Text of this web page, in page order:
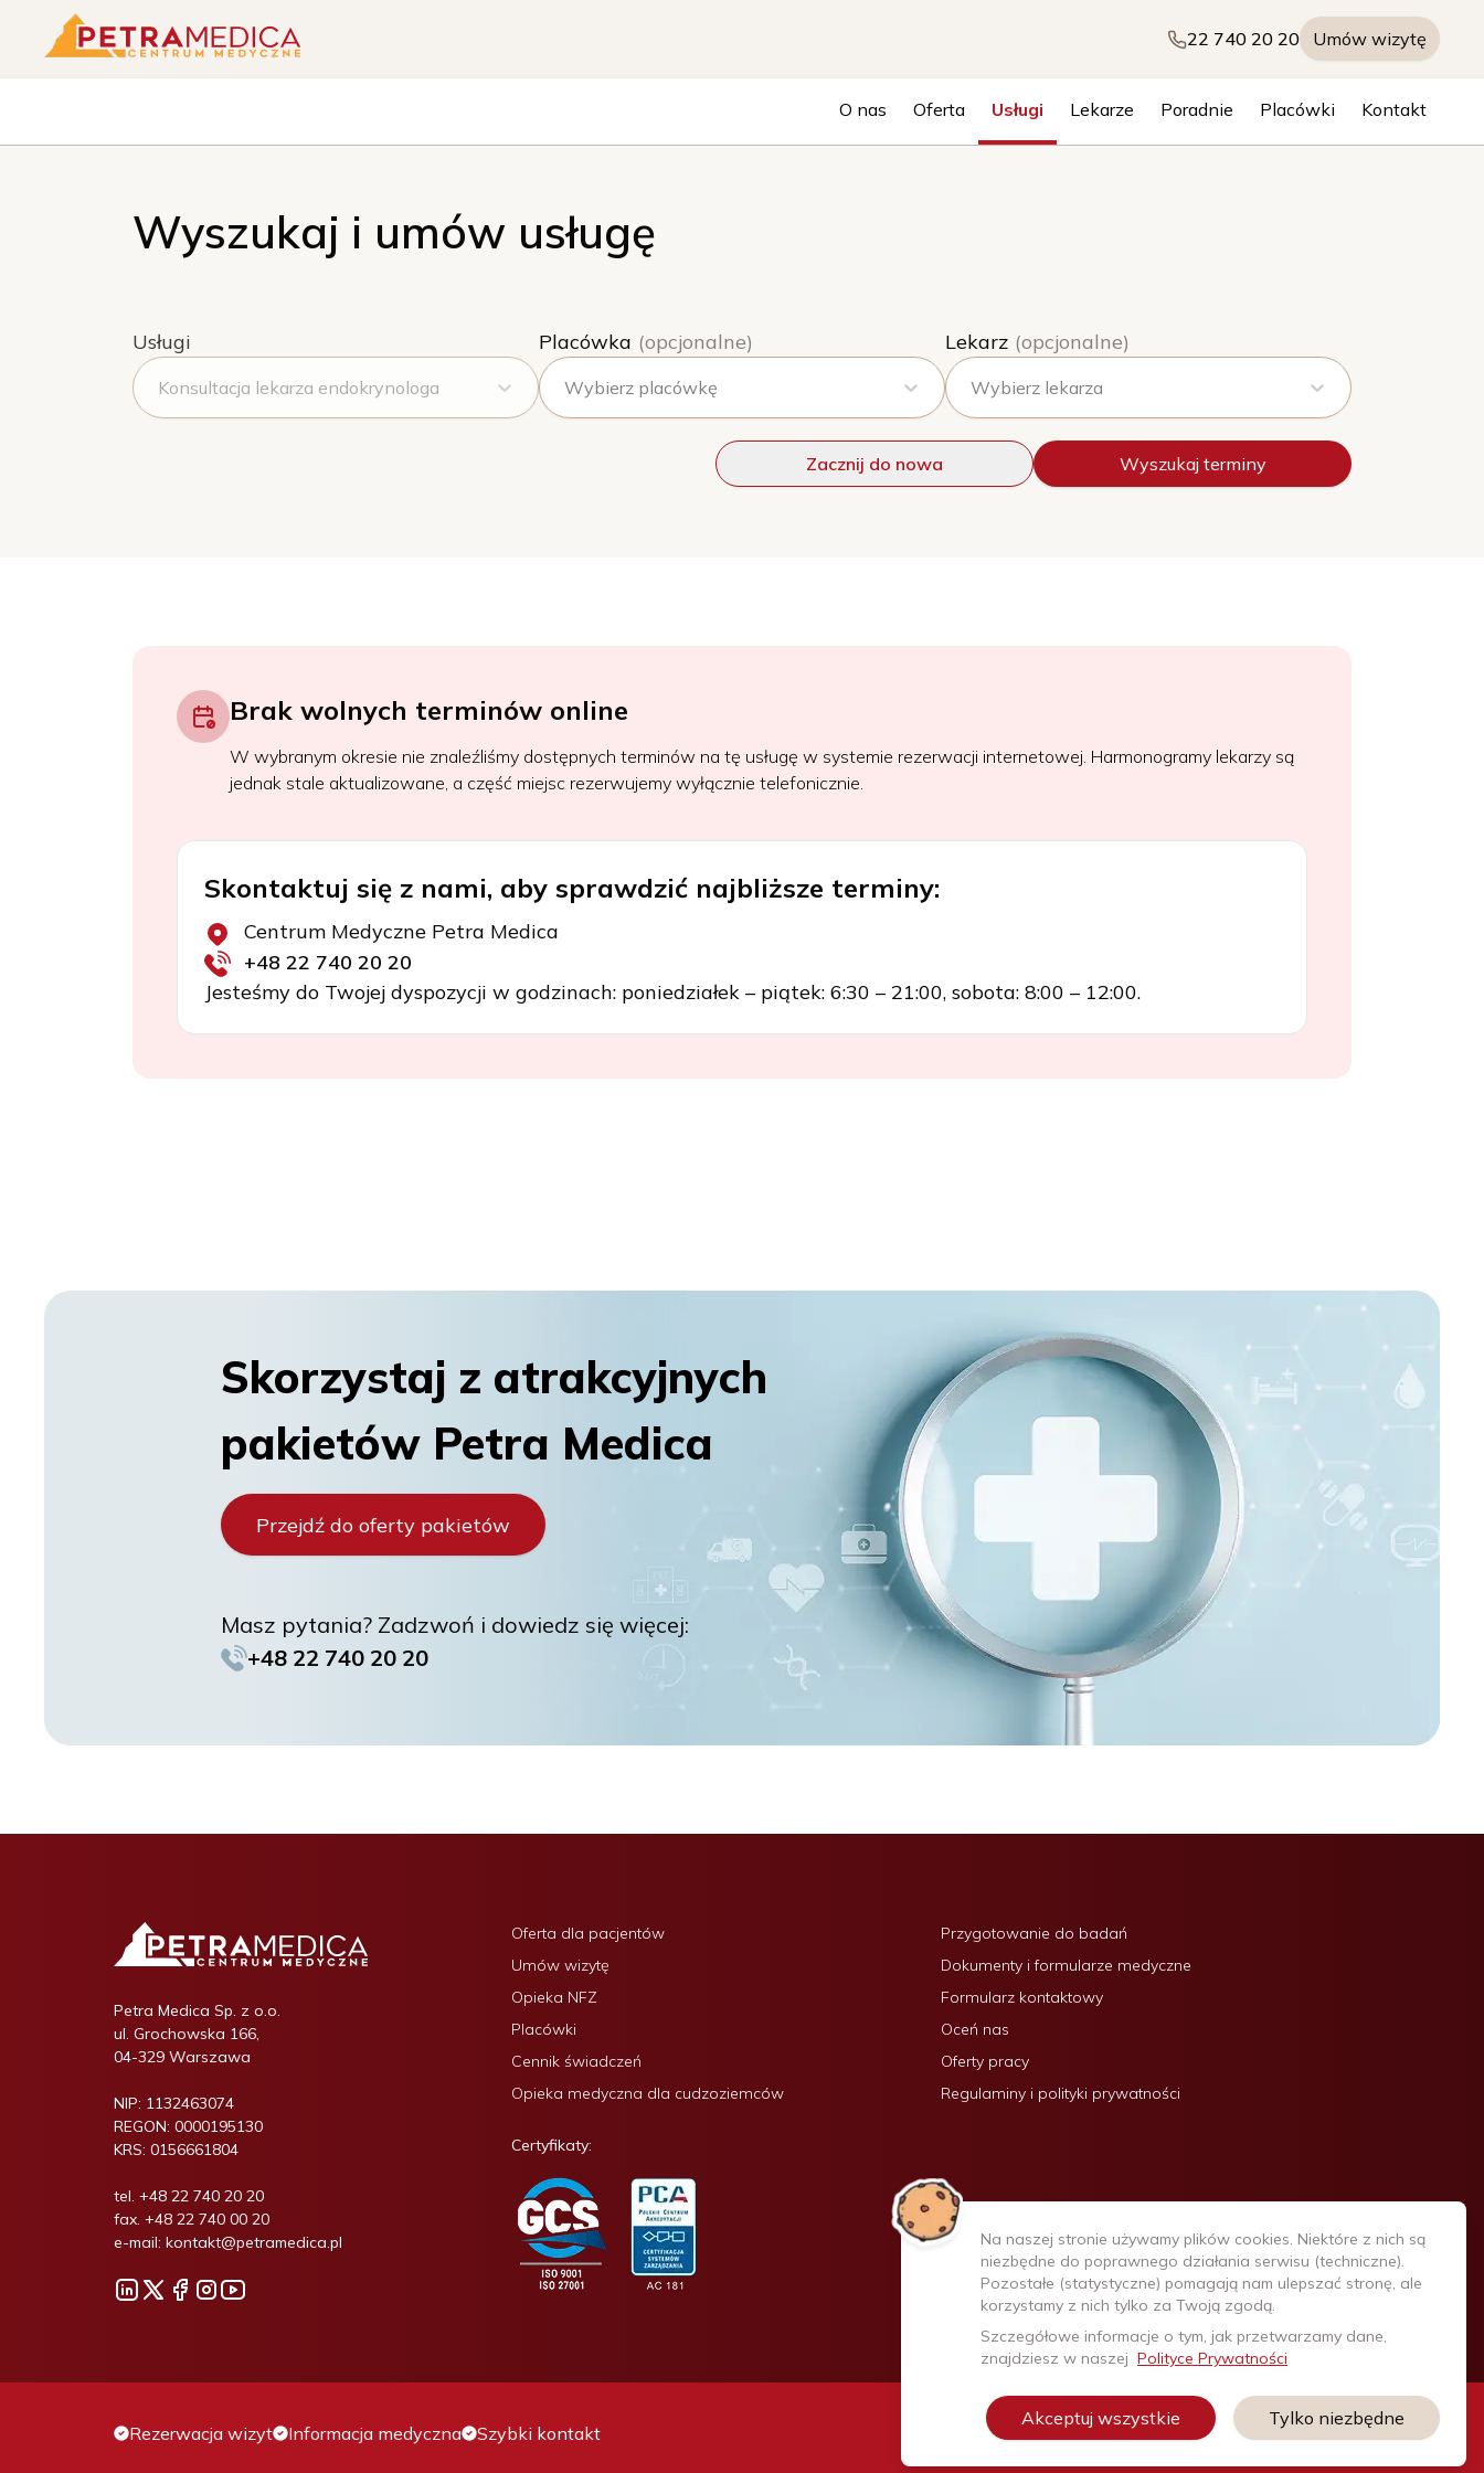
22 740 20 20 Umów wizytę
O nas Oferta Usługi Lekarze Poradnie Placówki Kontakt
Wyszukaj i umów usługę
Usługi
Konsultacja lekarza endokrynologa
Placówka (opcjonalne)
Wybierz placówkę
Lekarz (opcjonalne)
Wybierz lekarza
Zacznij do nowa Wyszukaj terminy
Brak wolnych terminów online
W wybranym okresie nie znaleźliśmy dostępnych terminów na tę usługę w systemie rezerwacji internetowej. Harmonogramy lekarzy są
jednak stale aktualizowane, a część miejsc rezerwujemy wyłącznie telefonicznie.
Skontaktuj się z nami, aby sprawdzić najbliższe terminy:
Centrum Medyczne Petra Medica
+48 22 740 20 20
Jesteśmy do Twojej dyspozycji w godzinach: poniedziałek – piątek: 6:30 – 21:00, sobota: 8:00 – 12:00.
Skorzystaj z atrakcyjnych
pakietów Petra Medica
Przejdź do oferty pakietów
Masz pytania? Zadzwoń i dowiedz się więcej:
+48 22 740 20 20
Petra Medica Sp. z o.o.
ul. Grochowska 166,
04-329 Warszawa
NIP: 1132463074
REGON: 0000195130
KRS: 0156661804
tel. +48 22 740 20 20
fax. +48 22 740 00 20
e-mail: kontakt@petramedica.pl
Oferta dla pacjentów
Umów wizytę
Opieka NFZ
Placówki
Cennik świadczeń
Opieka medyczna dla cudzoziemców
Przygotowanie do badań
Dokumenty i formularze medyczne
Formularz kontaktowy
Oceń nas
Oferty pracy
Regulaminy i polityki prywatności
Certyfikaty:
Rezerwacja wizyt Informacja medyczna Szybki kontakt Infolinia:
+48 22 740
20 20
Na naszej stronie używamy plików cookies. Niektóre z nich są
niezbędne do poprawnego działania serwisu (techniczne).
Pozostałe (statystyczne) pomagają nam ulepszać stronę, ale
korzystamy z nich tylko za Twoją zgodą.
Szczegółowe informacje o tym, jak przetwarzamy dane,
znajdziesz w naszej Polityce Prywatności
Akceptuj wszystkie Tylko niezbędne